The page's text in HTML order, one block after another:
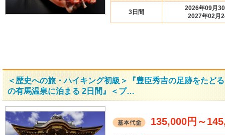
3日間
2026年09月
2027年02月
＜歴史への旅・ハイキング初級＞『豊臣秀吉の足跡をたど
の有馬温泉に泊まる 2日間』＜プ…
135,000円 ～